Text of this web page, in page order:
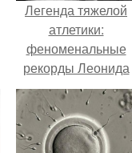
Легенда тяжелой
атлетики:
феноменальные
рекорды Леонида
Тараненко.